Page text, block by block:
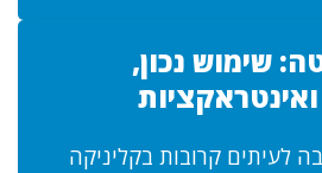
שימוש נכון,
לעיתים קרובות בקליניקה